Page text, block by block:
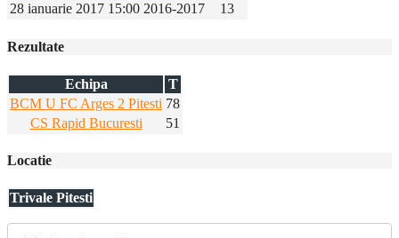
28 ianuarie 2017 15:00 2016-2017 13
Rezultate
Echipa
T
BCM U FC Arges 2 Pitesti 78
CS Rapid Bucuresti
51
Locatie
Trivale Pitesti